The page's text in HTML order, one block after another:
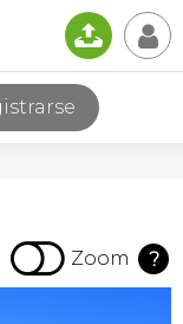
📤 👤
 Zoom ?